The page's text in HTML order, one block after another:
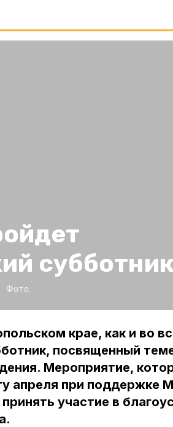
Фото:
крае, как и во
посвященный
Мероприятие,
апреля при поддержке
участие в